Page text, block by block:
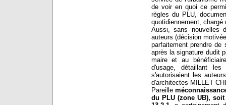
de voir en quoi ce
règles du PLU,
quotidiennement,
Aussi, sans nouvelles
auteurs (décision
parfaitement prendre
après la signature dudit
maire et au
d'usage, détaillant
s'autorisaient les
d'architectes MILLET
Pareille
du PLU (zone UB),